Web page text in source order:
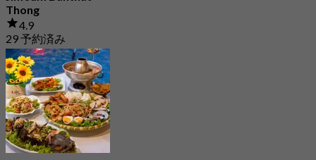
Thong
4.9
29 予約済み
から฿ 186.33